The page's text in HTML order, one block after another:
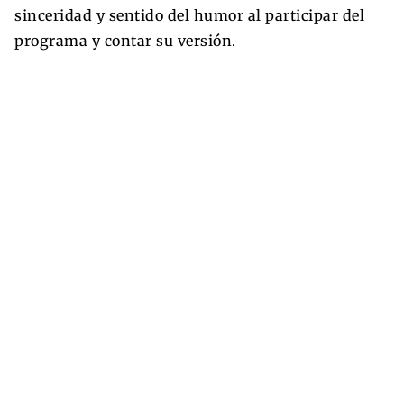
sinceridad y sentido del humor al participar del
programa y contar su versión.